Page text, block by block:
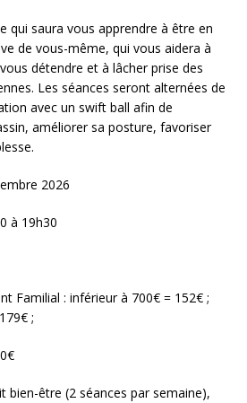
qui saura vous apprendre à être en
de vous-même, qui vous aidera à
détendre et à lâcher prise des
Les séances seront alternées de
avec un swift ball afin de
améliorer sa posture, favoriser
2026
à 19h30
Familial : inférieur à 700€ = 152€ ;
;
bien-être (2 séances par semaine),